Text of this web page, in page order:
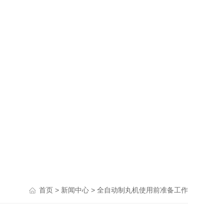
首页 > 新闻中心 > 全自动制丸机使用前准备工作